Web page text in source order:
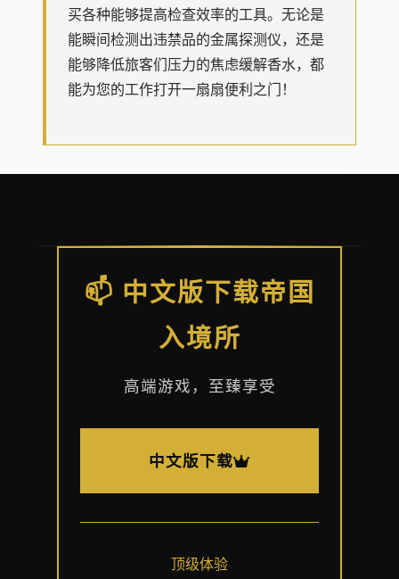
买各种能够提高检查效率的工具。无论是
能瞬间检测出违禁品的金属探测仪，还是
能够降低旅客们压力的焦虑缓解香水，都
能为您的工作打开一扇扇便利之门！
📫 中文版下载帝国
入境所
高端游戏，至臻享受
中文版下载
顶级体验